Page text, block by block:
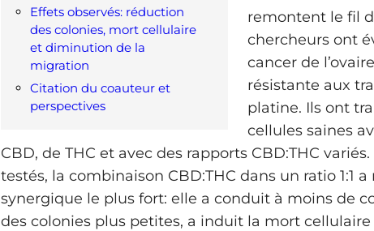
Effets observés: réduction
des colonies, mort cellulaire
et diminution de la
migration
Citation du coauteur et
perspectives
remontent le fil
chercheurs ont
cancer de
résistante aux
platine. Ils ont
cellules saines
CBD, de THC et avec des rapports CBD:THC
testés, la combinaison CBD:THC dans un ratio 1:1 a
synergique le plus fort: elle a conduit à moins de
des colonies plus petites, a induit la mort